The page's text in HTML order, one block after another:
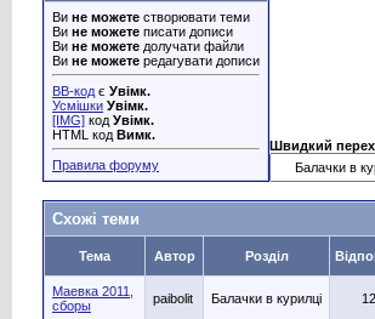
Ви не можете створювати теми
Ви не можете писати дописи
Ви не можете долучати файли
Ви не можете редагувати дописи
BB-код є Увімк.
Усмішки Увімк.
[IMG] код Увімк.
HTML код Вимк.
Правила форуму
Швидкий
Схожі теми
Тема Автор Розділ
Маевка 2011,
сборы
paibolit Балачки в курилці